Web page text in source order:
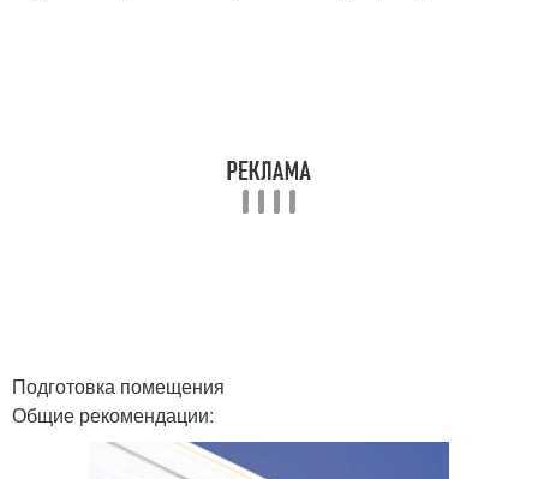
Подготовка помещения
Общие рекомендации: